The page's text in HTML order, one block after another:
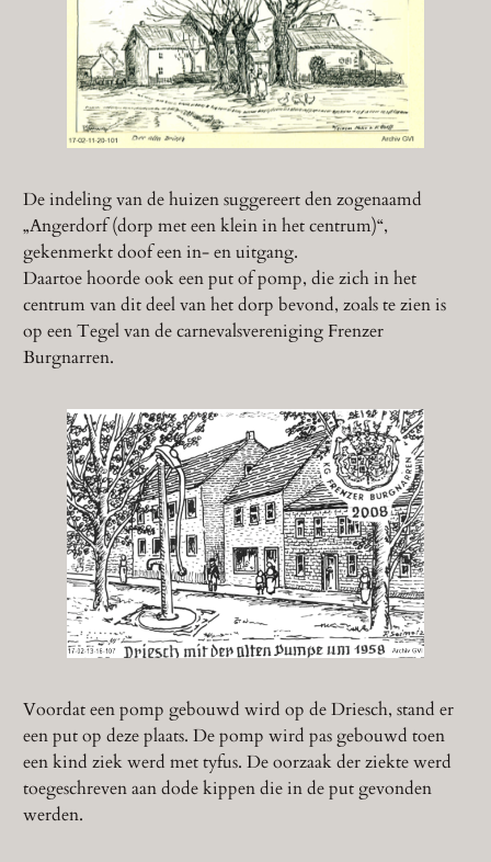
De indeling van de huizen suggereert den zogenaamd
„Angerdorf (dorp met een klein in het centrum)“,
gekenmerkt doof een in- en uitgang.
Daartoe hoorde ook een put of pomp, die zich in het
centrum van dit deel van het dorp bevond, zoals te zien is
op een Tegel van de carnevalsvereniging Frenzer
Burgnarren.
Voordat een pomp gebouwd wird op de Driesch, stand er
een put op deze plaats. De pomp wird pas gebouwd toen
een kind ziek werd met tyfus. De oorzaak der ziekte werd
toegeschreven aan dode kippen die in de put gevonden
werden.